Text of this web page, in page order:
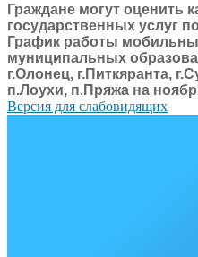
Граждане могут оценить
государственных услуг
График работы
муниципальных
г.Олонец, г.Питкяранта,
п.Лоухи, п.Пряжа на
Версия для слабовидящих